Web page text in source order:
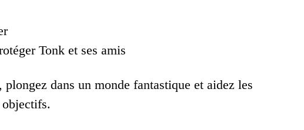
Tonk et ses amis
dans un monde fantastique et aidez les